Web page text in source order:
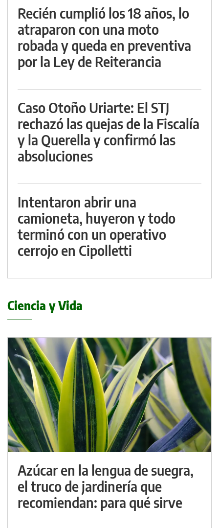
Recién cumplió los 18 años, lo
atraparon con una moto
robada y queda en preventiva
por la Ley de Reiterancia
Caso Otoño Uriarte: El STJ
rechazó las quejas de la Fiscalía
y la Querella y confirmó las
absoluciones
Intentaron abrir una
camioneta, huyeron y todo
terminó con un operativo
cerrojo en Cipolletti
Ciencia y Vida
Azúcar en la lengua de suegra,
el truco de jardinería que
recomiendan: para qué sirve